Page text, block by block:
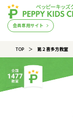
会員専用サイト
TOP 第２喜多方教室